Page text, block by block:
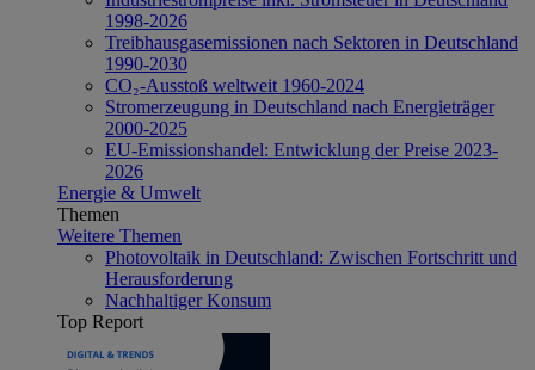
1998-2026
Treibhausgasemissionen nach Sektoren in Deutschland
1990-2030
CO₂-Ausstoß weltweit 1960-2024
Stromerzeugung in Deutschland nach Energieträger
2000-2025
EU-Emissionshandel: Entwicklung der Preise 2023-
2026
Energie & Umwelt
Themen
Weitere Themen
Photovoltaik in Deutschland: Zwischen Fortschritt und
Herausforderung
Nachhaltiger Konsum
Top Report